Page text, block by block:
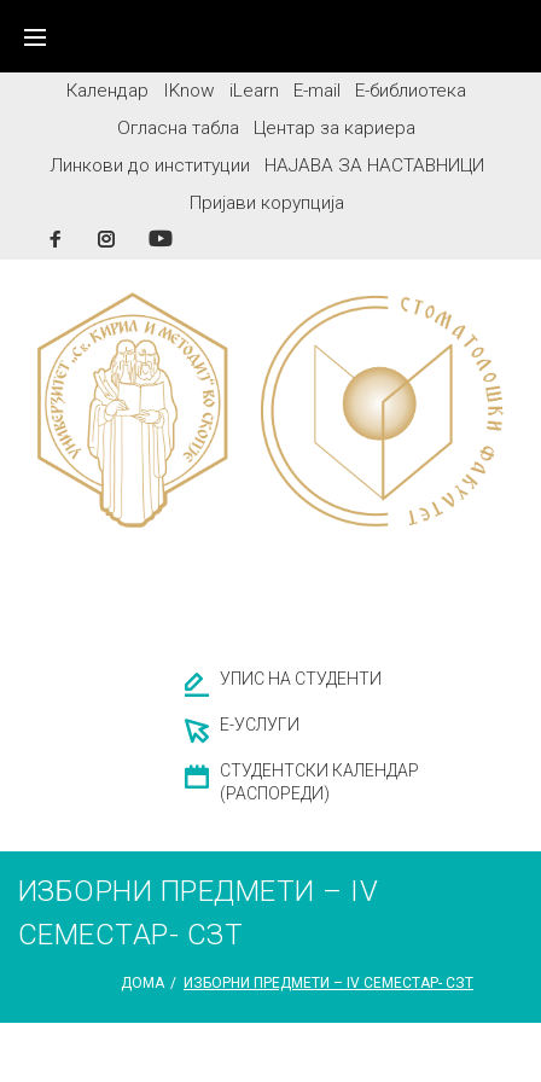
contentКалендар IKnow iLearn E-mail
Е-библиотека
Огласна табла
Центар за кариера
Линкови до институции
НАЈАВА ЗА НАСТАВНИЦИ
Пријави корупција
FacebookInstagram
УПИС НА СТУДЕНТИ
Е-УСЛУГИ
СТУДЕНТСКИ КАЛЕНДАР
(РАСПОРЕДИ)
ИЗБОРНИ ПРЕДМЕТИ – IV
СЕМЕСТАР- СЗТ
ДОМА / ИЗБОРНИ ПРЕДМЕТИ – IV СЕМЕСТАР- СЗТ